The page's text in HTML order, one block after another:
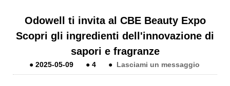
Odowell ti invita al CBE Beauty Expo
Scopri gli ingredienti dell'innovazione di
sapori e fragranze
●2025-05-09 ●4 ● Lasciami un messaggio